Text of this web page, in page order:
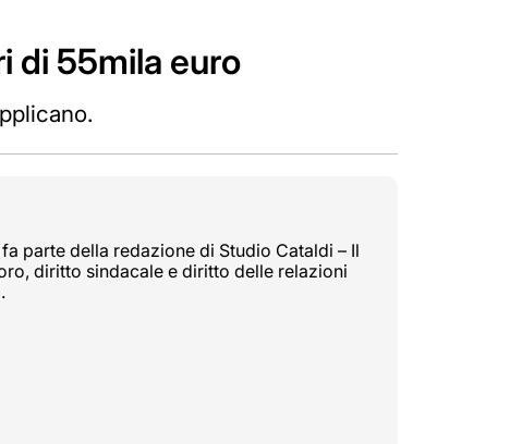
di 55mila euro
parte della redazione di Studio Cataldi – Il
diritto sindacale e diritto delle relazioni